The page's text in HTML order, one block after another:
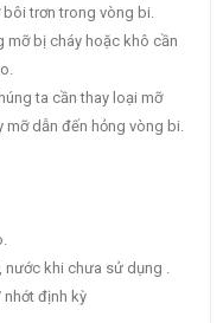
bôi trơn trong vòng bi.
mỡ bị cháy hoặc khô cần
ta cần thay loại mỡ
mỡ dẫn đến hỏng vòng bi.
nước khi chưa sử dụng .
nhớt định kỳ